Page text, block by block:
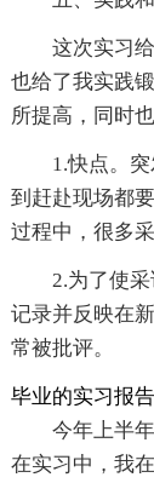
这次实习
也给了我实践
所提高，同时
1.快点。
到赶赴现场都
过程中，很多
2.为了使
记录并反映在
常被批评。
毕业的实习报
今年上半
在实习中，我